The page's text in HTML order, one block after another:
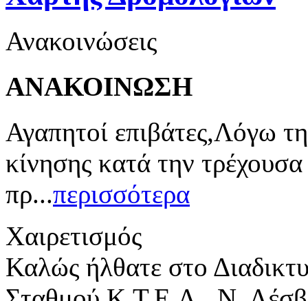
Ανακοινώσεις
ΑΝΑΚΟΙΝΩΣΗ
Αγαπητοί επιβάτες,Λόγω
κίνησης κατά την
πρ...περισσότερα
Χαιρετισμός
Καλώς ήλθατε στο